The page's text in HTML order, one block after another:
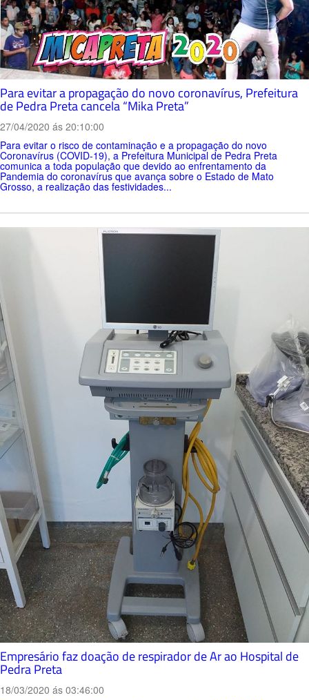
Para evitar a propagação do novo coronavírus, Prefeitura
de Pedra Preta cancela “Mika Preta”
27/04/2020 ás 20:10:00
Para evitar o risco de contaminação e a propagação do novo
Coronavírus (COVID-19), a Prefeitura Municipal de Pedra Preta
comunica a toda população que devido ao enfrentamento da
Pandemia do coronavírus que avança sobre o Estado de Mato
Grosso, a realização das festividades...
Empresário faz doação de respirador de Ar ao Hospital de
Pedra Preta
18/03/2020 ás 03:46:00